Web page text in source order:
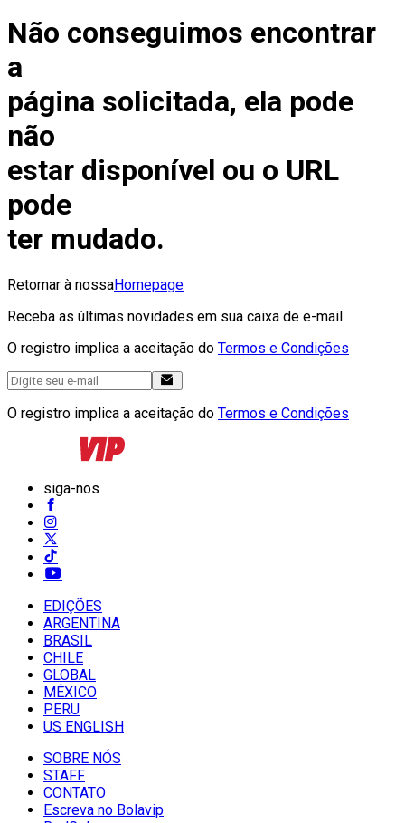
Não conseguimos encontrar
a
página solicitada, ela pode
não
estar disponível ou o URL
pode
ter mudado.
Retornar à nossaHomepage
Receba as últimas novidades em sua caixa de e-mail
O registro implica a aceitação do Termos e Condições
O registro implica a aceitação do Termos e Condições
siga-nos
EDIÇÕES
ARGENTINA
BRASIL
CHILE
GLOBAL
MÉXICO
PERU
US ENGLISH
SOBRE NÓS
STAFF
CONTATO
Escreva no Bolavip